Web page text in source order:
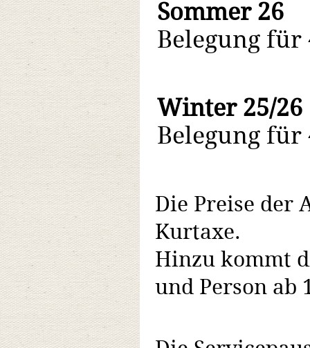
Sommer 26
Belegung für
Winter 25/26
Belegung für
Die Preise der
Kurtaxe.
Hinzu kommt
und Person ab